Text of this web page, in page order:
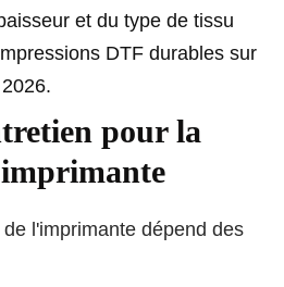
et du type de tissu
DTF durables sur
pour la
l'imprimante dépend des